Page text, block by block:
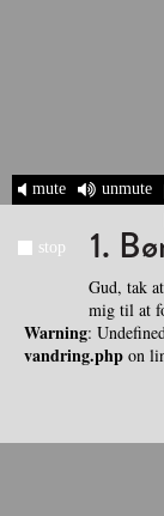
mute unmute
stop
1.
Gud, tak
mig til at forstå hvad
Warning:
vandring.phpon